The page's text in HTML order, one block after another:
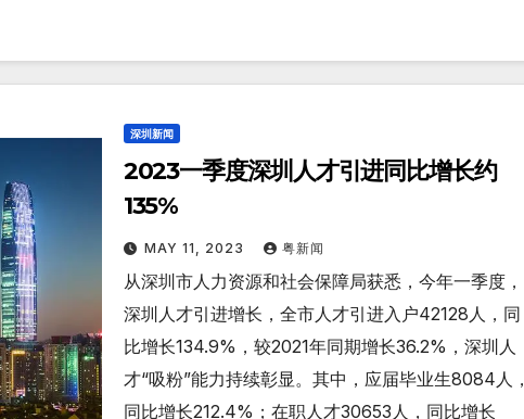
深圳新闻
2023一季度深圳人才引进同比增长约
135%
MAY 11, 2023 粤新闻
从深圳市人力资源和社会保障局获悉，今年一季度，
深圳人才引进增长，全市人才引进入户42128人，同
比增长134.9%，较2021年同期增长36.2%，深圳人
才“吸粉”能力持续彰显。其中，应届毕业生8084人，
同比增长212.4%；在职人才30653人，同比增长